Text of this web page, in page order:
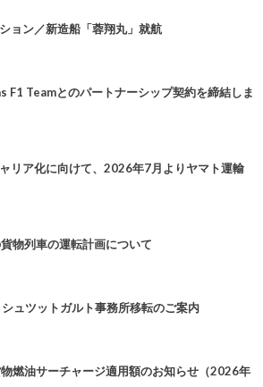
ョン／新造船「蓉翔丸」就航
F1 Teamとのパートナーシップ契約を締結しま
リア化に向けて、2026年7月よりヤマト運輸
物列車の運転計画について
ュツットガルト事務所移転のご案内
燃油サーチャージ適用額のお知らせ（2026年